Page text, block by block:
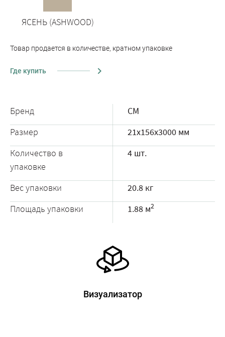
Бренд
CM
Размер
21x156x3000 мм
Количество в
упаковке
4 шт.
Вес упаковки
20.8 кг
Площадь упаковки
1.88 м2
ЯСЕНЬ (ASHWOOD)
Товар продается в количестве, кратном упаковке
Где купить
Визуализатор